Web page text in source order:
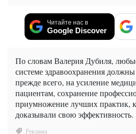
Читайте нас в
Google Discover
По словам Валерия Дубиля,
системе здравоохранения
прежде всего, на усиление
пациентам, сохранение
приумножение лучших практик,
доказывали свою эффективность.